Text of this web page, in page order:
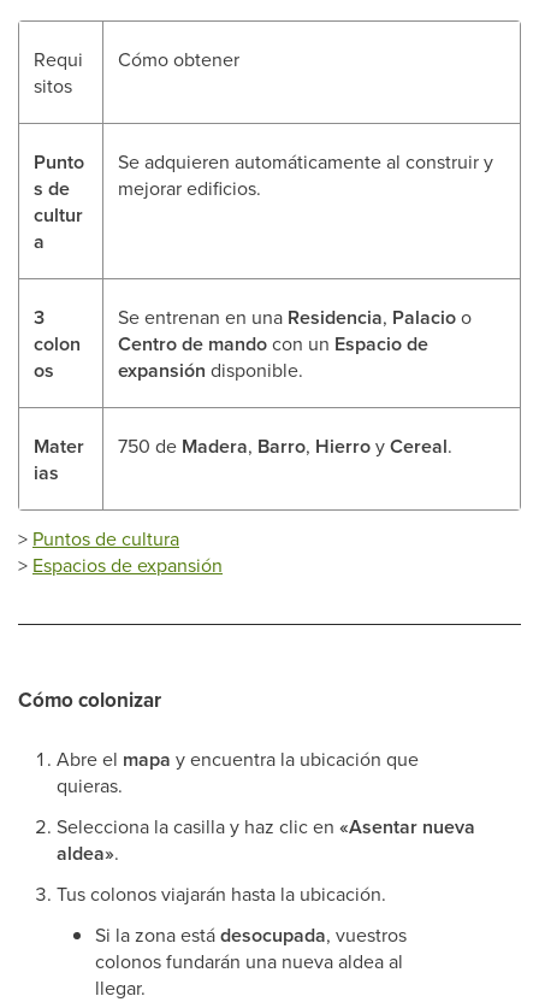
Requi
sitos
Cómo obtener
Punto
s de
cultur
a
Se adquieren automáticamente al construir y
mejorar edificios.
3
colon
os
Se entrenan en una Residencia, Palacioo
Centro de mandocon un Espacio de
expansión disponible.
Mater
ias
750 de Madera, Barro, HierroyCereal.
> Puntos de cultura
> Espacios de expansión
Cómo colonizar
Abre el mapa y encuentra la ubicación que
quieras.
Selecciona la casilla y haz clic en «Asentar nueva
aldea».
Tus colonos viajarán hasta la ubicación.
Si la zona estádesocupada, vuestros
colonos fundarán una nueva aldea al
llegar.